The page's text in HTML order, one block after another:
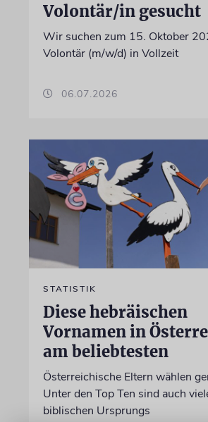
Volontär/in gesucht
Wir suchen zum 15. Oktober
Volontär (m/w/d) in Vollzeit
06.07.2026
STATISTIK
Diese hebräischen
Vornamen in
am beliebtesten
Österreichische Eltern wählen
Unter den Top Ten sind auch
biblischen Ursprungs